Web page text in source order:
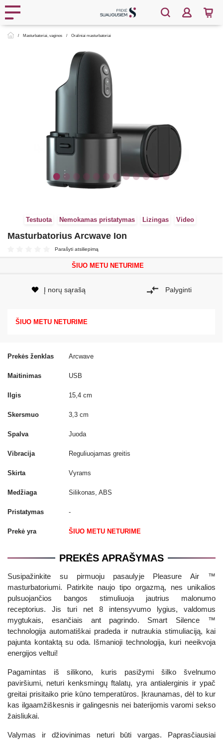
Masturbatoriai, vaginos Oraliniai masturbatoriai
Testuota Nemokamas pristatymas Lizingas Video
Masturbatorius Arcwave Ion
Parašyti atsiliepimą
Prekės ženklas Arcwave
Maitinimas USB
Ilgis 15,4 cm
Skersmuo 3,3 cm
Spalva Juoda
Vibracija Reguliuojamas greitis
Skirta Vyrams
Medžiaga Silikonas, ABS
Pristatymas -
Prekė yra ŠIUO METU NETURIME
ŠIUO METU NETURIME
Į norų sąrašą Palyginti
ŠIUO METU NETURIME
PREKĖS APRAŠYMAS
Susipažinkite su pirmuoju pasaulyje Pleasure Air ™
masturbatoriumi. Patirkite naujo tipo orgazmą, nes unikalios
pulsuojančios bangos stimuliuoja jautrius malonumo
receptorius. Jis turi net 8 intensyvumo lygius, valdomus
mygtukais, esančiais ant pagrindo. Smart Silence ™
technologija automatiškai pradeda ir nutraukia stimuliaciją, kai
pajunta kontaktą su oda. Išmanioji technologija, kuri neeikvoja
energijos veltui!
Pagamintas iš silikono, kuris pasižymi šilko švelnumo
paviršiumi, neturi kenksmingų ftalatų, yra antialerginis ir ypač
greitai prisitaiko prie kūno temperatūros. Įkraunamas, dėl to kur
kas ilgaamžiškesnis ir galingesnis nei baterijomis varomi sekso
žaisliukai.
Valymas ir džiovinimas neturi būti vargas. Paprasčiausiai